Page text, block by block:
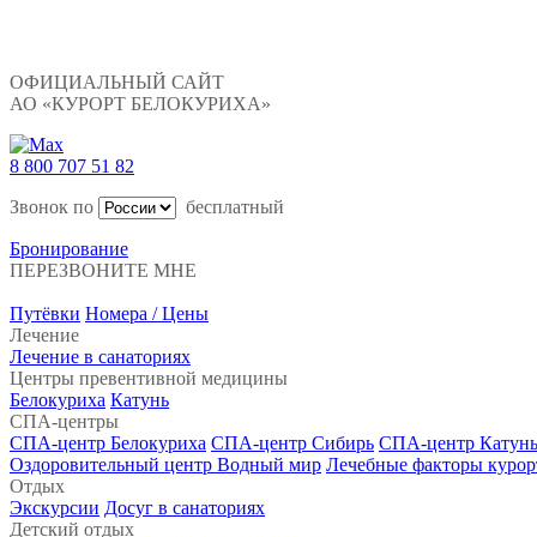
ОФИЦИАЛЬНЫЙ САЙТ
АО «КУРОРТ БЕЛОКУРИХА»
8 800 707 51 82
Звонок по
бесплатный
Бронирование
ПЕРЕЗВОНИТЕ МНЕ
Путёвки Номера / Цены
Лечение
Лечение в санаториях
Центры превентивной медицины
Белокуриха Катунь
СПА-центры
СПА-центр Белокуриха СПА-центр Сибирь СПА-центр Катунь
Оздоровительный центр Водный мир Лечебные факторы
Отдых
Экскурсии Досуг в санаториях
Детский отдых